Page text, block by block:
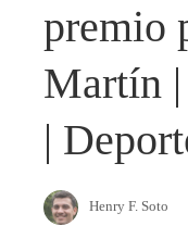
premio
Martín
|
Henry F. Soto